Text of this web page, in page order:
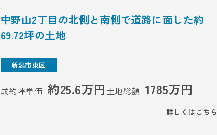
中野山2丁目の北側と南側で道路に面した約
69.72坪の土地
新潟市東区
成約坪単価 約25.6万円 土地総額 1785万円
詳しくはこちら